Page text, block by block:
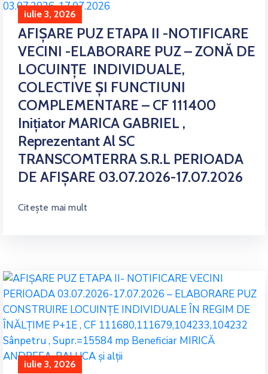
iulie 3, 2026
AFIȘARE PUZ ETAPA II -NOTIFICARE
VECINI -ELABORARE PUZ – ZONĂ DE
LOCUINȚE INDIVIDUALE,
COLECTIVE ȘI FUNCTIUNI
COMPLEMENTARE – CF 111400
Inițiator MARICA GABRIEL ,
Reprezentant Al SC
TRANSCOMTERRA S.R.L PERIOADA
DE AFIȘARE 03.07.2026-17.07.2026
Citește mai mult
iulie 3, 2026